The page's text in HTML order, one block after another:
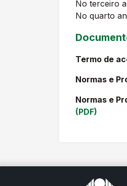
No terceiro
No quarto
Termo de
Normas e
Normas e
(PDF)